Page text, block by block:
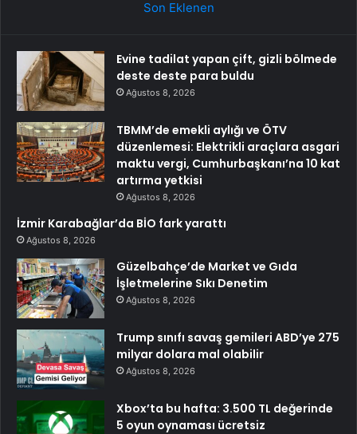
Son Eklenen
Evine tadilat yapan çift, gizli bölmede
deste deste para buldu
Ağustos 8, 2026
TBMM’de emekli aylığı ve ÖTV
düzenlemesi: Elektrikli araçlara asgari
maktu vergi, Cumhurbaşkanı’na 10 kat
artırma yetkisi
Ağustos 8, 2026
İzmir Karabağlar’da BİO fark yarattı
Ağustos 8, 2026
Güzelbahçe’de Market ve Gıda
İşletmelerine Sıkı Denetim
Ağustos 8, 2026
Trump sınıfı savaş gemileri ABD’ye 275
milyar dolara mal olabilir
Ağustos 8, 2026
Xbox’ta bu hafta: 3.500 TL değerinde
5 oyun oynaması ücretsiz